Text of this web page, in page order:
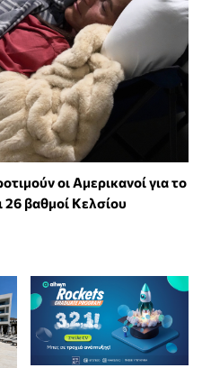
οι Αμερικανοί για το
26 βαθμοί Κελσίου